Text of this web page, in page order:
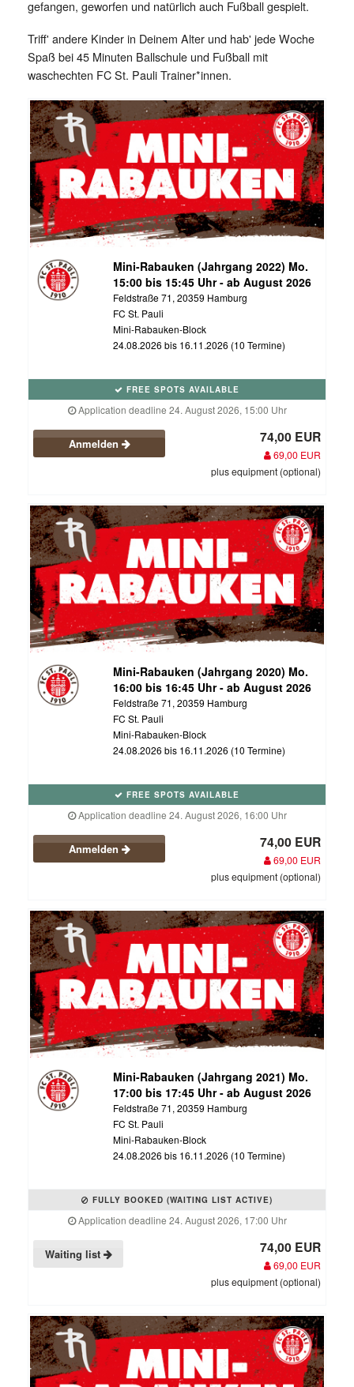
gefangen, geworfen und natürlich auch Fußball gespielt.
Triff' andere Kinder in Deinem Alter und hab' jede Woche
Spaß bei 45 Minuten Ballschule und Fußball mit
waschechten FC St. Pauli Trainer*innen.
Mini-Rabauken (Jahrgang 2022) Mo.
15:00 bis 15:45 Uhr - ab August 2026
Feldstraße 71, 20359 Hamburg
FC St. Pauli
Mini-Rabauken-Block
24.08.2026 bis 16.11.2026 (10 Termine)
FREE SPOTS AVAILABLE
Application deadline 24. August 2026, 15:00 Uhr
Anmelden 74,00 EUR
69,00 EUR
plus equipment (optional)
Mini-Rabauken (Jahrgang 2020) Mo.
16:00 bis 16:45 Uhr - ab August 2026
Feldstraße 71, 20359 Hamburg
FC St. Pauli
Mini-Rabauken-Block
24.08.2026 bis 16.11.2026 (10 Termine)
FREE SPOTS AVAILABLE
Application deadline 24. August 2026, 16:00 Uhr
Anmelden 74,00 EUR
69,00 EUR
plus equipment (optional)
Mini-Rabauken (Jahrgang 2021) Mo.
17:00 bis 17:45 Uhr - ab August 2026
Feldstraße 71, 20359 Hamburg
FC St. Pauli
Mini-Rabauken-Block
24.08.2026 bis 16.11.2026 (10 Termine)
FULLY BOOKED (WAITING LIST ACTIVE)
Application deadline 24. August 2026, 17:00 Uhr
Waiting list 74,00 EUR
69,00 EUR
plus equipment (optional)